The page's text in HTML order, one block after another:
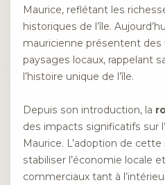
Maurice, reflétant les
historiques de l’île.
mauricienne présentent
paysages locaux, rappelant
l’histoire unique de l’île.
Depuis son introduction, la
des impacts significatifs sur
Maurice. L’adoption de
stabiliser l’économie locale
commerciaux tant à